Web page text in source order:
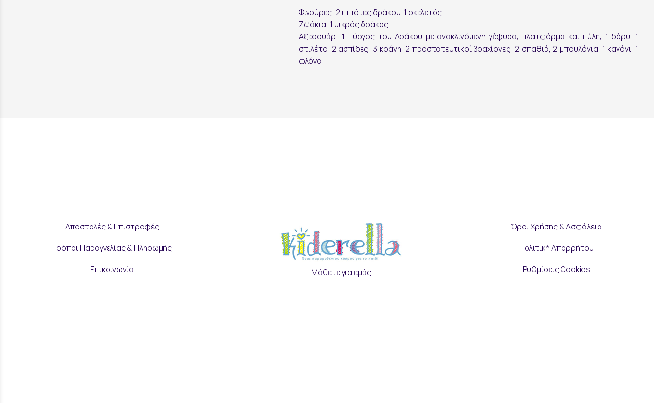
Φιγούρες: 2 ιππότες δράκου, 1 σκελετός
Ζωάκια: 1 μικρός δράκος
Αξεσουάρ: 1 Πύργος του Δράκου με ανακλινόμενη γέφυρα, πλατφόρμα και πύλη, 1 δόρυ, 1
στιλέτο, 2 ασπίδες, 3 κράνη, 2 προστατευτικοί βραχίονες, 2 σπαθιά, 2 μπουλόνια, 1 κανόνι, 1
φλόγα
Αποστολές & Επιστροφές
Τρόποι Παραγγελίας & Πληρωμής
Επικοινωνία Μάθετε για εμάς
Όροι Χρήσης & Ασφάλεια
Πολιτική Απορρήτου
Ρυθμίσεις Cookies